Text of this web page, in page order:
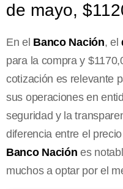
de mayo,
En el Banco Nación, el
para la compra y
cotización es relevante
sus operaciones en
seguridad y la
diferencia entre el precio
Banco Nación es
muchos a optar por el